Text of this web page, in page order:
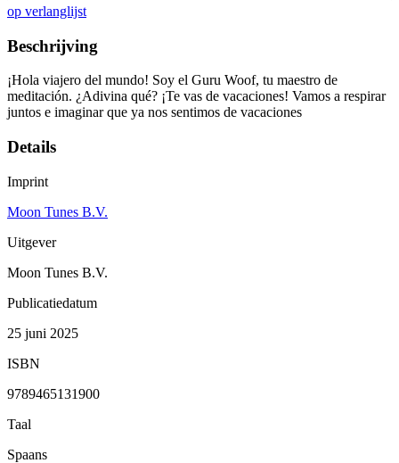
op verlanglijst
Beschrijving
¡Hola viajero del mundo! Soy el Guru Woof, tu maestro de
meditación. ¿Adivina qué? ¡Te vas de vacaciones! Vamos a respirar
juntos e imaginar que ya nos sentimos de vacaciones
Details
Imprint
Moon Tunes B.V.
Uitgever
Moon Tunes B.V.
Publicatiedatum
25 juni 2025
ISBN
9789465131900
Taal
Spaans